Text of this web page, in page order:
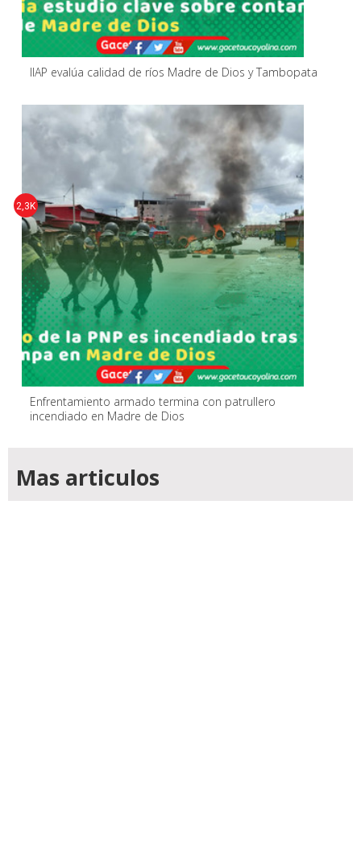
IIAP evalúa calidad de ríos Madre de Dios y Tambopata
Enfrentamiento armado termina con patrullero
incendiado en Madre de Dios
2,3K
Mas articulos